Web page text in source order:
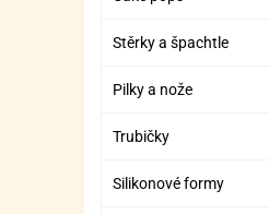
Stěrky a špachtle
Pilky a nože
Trubičky
Silikonové formy